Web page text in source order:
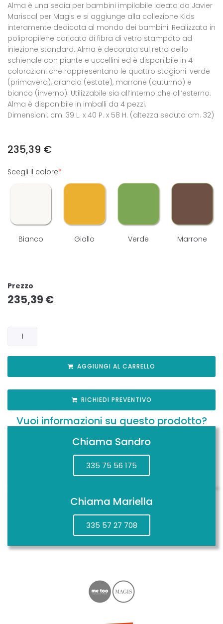
Alma è una sedia per bambini impilabile ideata da Javier
Mariscal per Magis e si aggiunge alla collezione Kids
interamente dedicata al mondo dei bambini. Realizzata in
polipropilene caricato di fibra di vetro stampato ad
iniezione standard. Alma è decorata sul retro dello
schienale con piante e uccellini ed è disponibile in 4
colorazioni che rappresentano le quattro stagioni: verde
(primavera), arancio (estate), marrone (autunno) e
bianco (inverno). Utilizzabile sia all’interno che all’esterno.
Alma è disponibile in imballi da 4 pezzi.
Dimensioni: cm. 39 L. x 40 P. x 58 H. (altezza seduta cm. 32)
235,39 €
Scegli il colore*
Bianco Giallo Verde Marrone
Prezzo
235,39 €
AGGIUNGI AL CARRELLO
RICHIEDI PREVENTIVO
Vuoi informazioni su questo prodotto?
Chiama Sandro
335 75 56 175
Chiama Mariella
335 57 27 708